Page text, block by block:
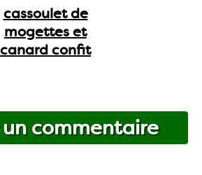
cassoulet de
mogettes et
canard confit
commentaire